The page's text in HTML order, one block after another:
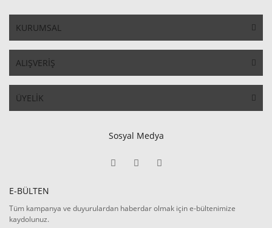
KURUMSAL
ALIŞVERİŞ
ÜYELİK
Sosyal Medya
E-BÜLTEN
Tüm kampanya ve duyurulardan haberdar olmak için e-bültenimize
kaydolunuz.